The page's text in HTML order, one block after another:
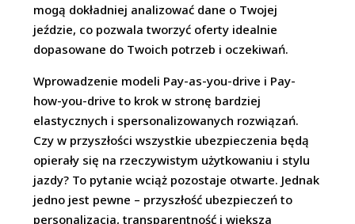
mogą dokładniej analizować dane o Twojej
jeździe, co pozwala tworzyć oferty idealnie
dopasowane do Twoich potrzeb i oczekiwań.
Wprowadzenie modeli Pay-as-you-drive i Pay-
how-you-drive to krok w stronę bardziej
elastycznych i spersonalizowanych rozwiązań.
Czy w przyszłości wszystkie ubezpieczenia będą
opierały się na rzeczywistym użytkowaniu i stylu
jazdy? To pytanie wciąż pozostaje otwarte. Jednak
jedno jest pewne – przyszłość ubezpieczeń to
personalizacja, transparentność i większa